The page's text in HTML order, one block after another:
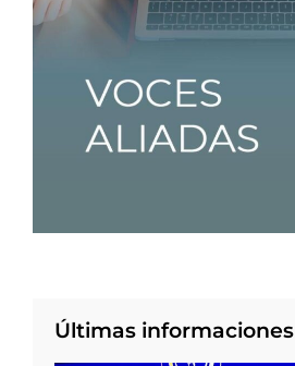
Últimas informaciones